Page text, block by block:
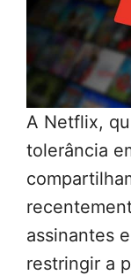
A Netflix,
tolerância
assinantes
restringir a